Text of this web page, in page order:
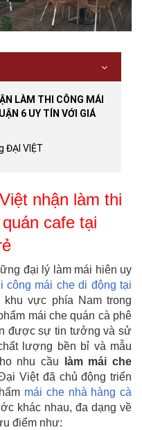
LÀM THI CÔNG MÁI
6 UY TÍN VỚI GIÁ
ĐẠI VIỆT
nhận làm thi
cafe tại
đại lý làm mái hiên uy
công mái che di động tại
vực phía Nam trong
mái che quán cà phê
được sự tin tưởng và sử
lượng bền bỉ và mẫu
nhu cầu
làm mái che
Việt đã chủ động triển
mái che nhà hàng cà
khác nhau, đa dạng về
điểm như: